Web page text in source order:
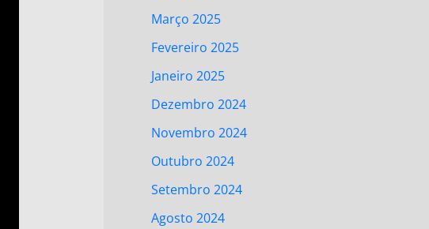
Março 2025
Fevereiro 2025
Janeiro 2025
Dezembro 2024
Novembro 2024
Outubro 2024
Setembro 2024
Agosto 2024